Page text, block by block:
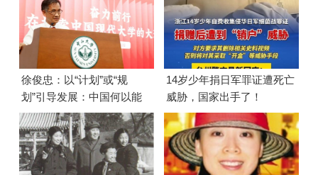
徐俊忠：以“计划”或“规
划”引导发展：中国何以能
够成功
14岁少年捐日军罪证遭死亡
威胁，国家出手了！